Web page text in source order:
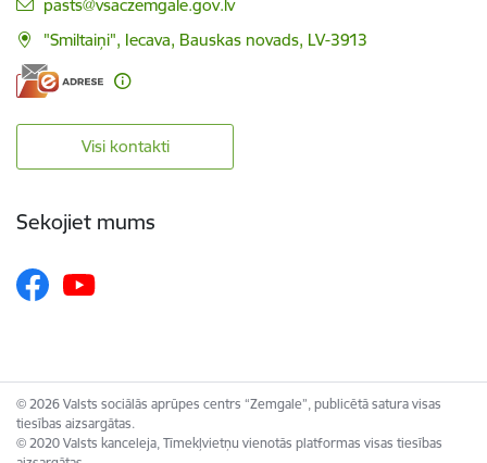
pasts@vsaczemgale.gov.lv
"Smiltaiņi", Iecava, Bauskas novads, LV-3913
Visi kontakti
Sekojiet mums
© 2026 Valsts sociālās aprūpes centrs “Zemgale”, publicētā satura visas
tiesības aizsargātas.
© 2020 Valsts kanceleja, Tīmekļvietņu vienotās platformas visas tiesības